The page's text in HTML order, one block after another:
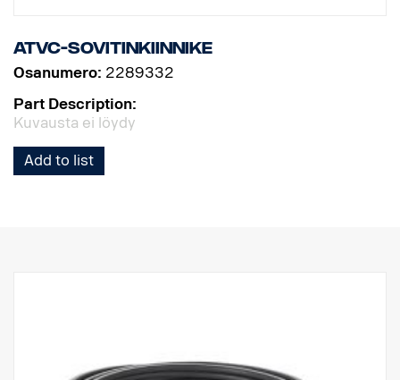
ATVC-sovitinkiinnike
Osanumero: 2289332
Part Description:
Kuvausta ei löydy
Add to list